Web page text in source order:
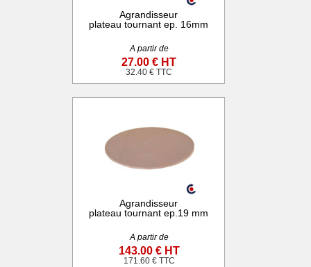
Agrandisseur
plateau tournant ep. 16mm
A partir de
27.00 € HT
32.40 € TTC
Agrandisseur
plateau tournant ep.19 mm
A partir de
143.00 € HT
171.60 € TTC